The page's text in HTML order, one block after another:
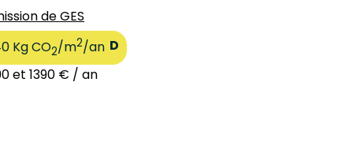
de GES
Kg CO2/m2/an D
et 1390 € / an